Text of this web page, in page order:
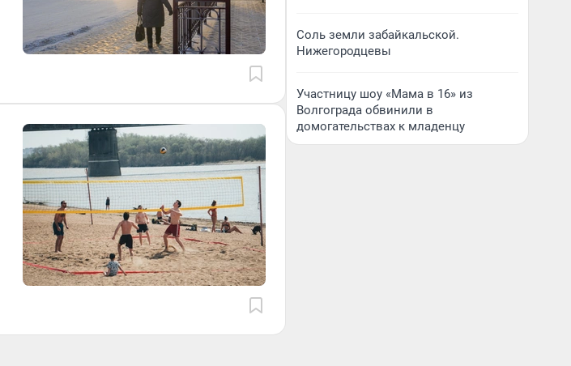
Соль земли забайкальской.
Нижегородцевы
Участницу шоу «Мама в 16» из
Волгограда обвинили в
домогательствах к младенцу